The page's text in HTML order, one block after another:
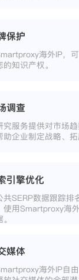
保护
海外IP，
知识产权。
调查
究服务提供对市场
助企业制定战略、
引擎优化
共SERP数据跟踪排
使用Smartproxy海
媒体
海外IP自